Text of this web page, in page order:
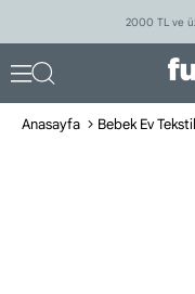
2000 TL ve
Anasayfa Bebek Ev